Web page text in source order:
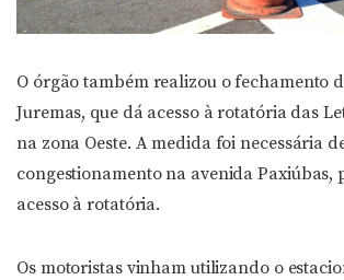
O órgão também realizou o fechamento
Juremas, que dá acesso à rotatória das
na zona Oeste. A medida foi necessária
congestionamento na avenida Paxiúbas,
acesso à rotatória.
Os motoristas vinham utilizando o